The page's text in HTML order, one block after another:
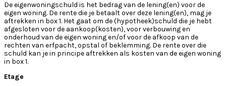
De eigenwoningschuld is het bedrag van de lening(en) voor de
eigen woning. De rente die je betaalt over deze lening(en), mag je
aftrekken in box 1. Het gaat om de (hypotheek)schuld die je hebt
afgesloten voor de aankoop(kosten), voor verbouwing en
onderhoud van de eigen woning en/of voor de afkoop van de
rechten van erfpacht, opstal of beklemming. De rente over die
schuld kan je in principe aftrekken als kosten van de eigen woning
in box 1.
Etage